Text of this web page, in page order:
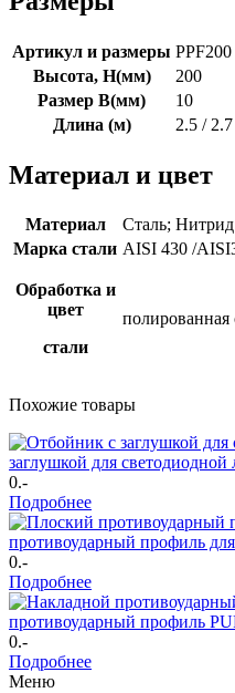
Артикул и размеры PPF200
Высота, Н(мм)
200
Размер B(мм)
10
Длина (м)
2.5 /
Материал и цвет
Материал
Сталь;
Марка стали AISI 430 /
Обработка и
цвет
стали
полированная
Похожие товары
заглушкой для светодиодной
0.-
Подробнее
противоударный профиль
0.-
Подробнее
противоударный профиль
0.-
Подробнее
Меню